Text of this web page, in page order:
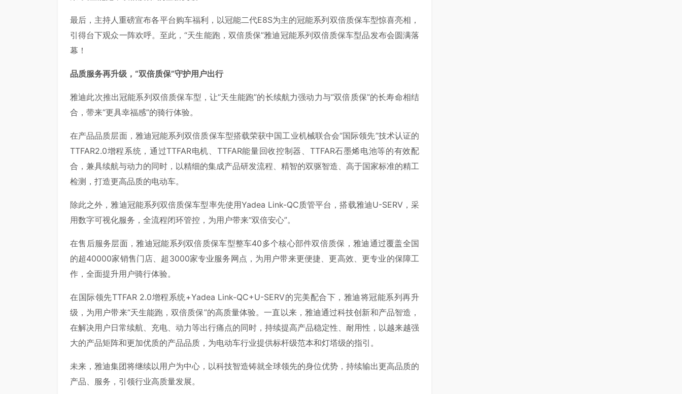
最后，主持人重磅宣布各平台购车福利，以冠能二代E8S为主的冠能系列双倍质保车型惊喜亮相，
引得台下观众一阵欢呼。至此，“天生能跑，双倍质保”雅迪冠能系列双倍质保车型品发布会圆满落
幕！
品质服务再升级，“双倍质保”守护用户出行
雅迪此次推出冠能系列双倍质保车型，让“天生能跑”的长续航力强动力与“双倍质保”的长寿命相结
合，带来“更具幸福感”的骑行体验。
在产品品质层面，雅迪冠能系列双倍质保车型搭载荣获中国工业机械联合会“国际领先”技术认证的
TTFAR2.0增程系统，通过TTFAR电机、TTFAR能量回收控制器、TTFAR石墨烯电池等的有效配
合，兼具续航与动力的同时，以精细的集成产品研发流程、精智的双驱智造、高于国家标准的精工
检测，打造更高品质的电动车。
除此之外，雅迪冠能系列双倍质保车型率先使用Yadea Link-QC质管平台，搭载雅迪U-SERV，采
用数字可视化服务，全流程闭环管控，为用户带来“双倍安心”。
在售后服务层面，雅迪冠能系列双倍质保车型整车40多个核心部件双倍质保，雅迪通过覆盖全国
的超40000家销售门店、超3000家专业服务网点，为用户带来更便捷、更高效、更专业的保障工
作，全面提升用户骑行体验。
在国际领先TTFAR 2.0增程系统+Yadea Link-QC+U-SERV的完美配合下，雅迪将冠能系列再升
级，为用户带来“天生能跑，双倍质保”的高质量体验。一直以来，雅迪通过科技创新和产品智造，
在解决用户日常续航、充电、动力等出行痛点的同时，持续提高产品稳定性、耐用性，以越来越强
大的产品矩阵和更加优质的产品品质，为电动车行业提供标杆级范本和灯塔级的指引。
未来，雅迪集团将继续以用户为中心，以科技智造铸就全球领先的身位优势，持续输出更高品质的
产品、服务，引领行业高质量发展。